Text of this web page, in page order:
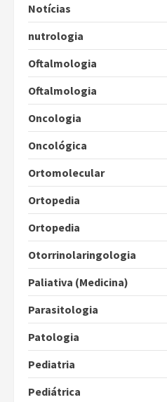
Notícias
nutrologia
Oftalmologia
Oftalmologia
Oncologia
Oncológica
Ortomolecular
Ortopedia
Ortopedia
Otorrinolaringologia
Paliativa (Medicina)
Parasitologia
Patologia
Pediatria
Pediátrica